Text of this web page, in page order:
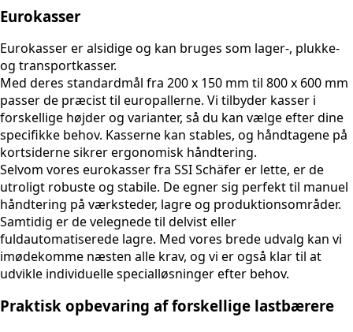
Eurokasser
Eurokasser er alsidige og kan bruges som lager-, plukke-
og transportkasser.
Med deres standardmål fra 200 x 150 mm til 800 x 600 mm
passer de præcist til europallerne. Vi tilbyder kasser i
forskellige højder og varianter, så du kan vælge efter dine
specifikke behov. Kasserne kan stables, og håndtagene på
kortsiderne sikrer ergonomisk håndtering.
Selvom vores eurokasser fra SSI Schäfer er lette, er de
utroligt robuste og stabile. De egner sig perfekt til manuel
håndtering på værksteder, lagre og produktionsområder.
Samtidig er de velegnede til delvist eller
fuldautomatiserede lagre. Med vores brede udvalg kan vi
imødekomme næsten alle krav, og vi er også klar til at
udvikle individuelle specialløsninger efter behov.
Praktisk opbevaring af forskellige lastbærere